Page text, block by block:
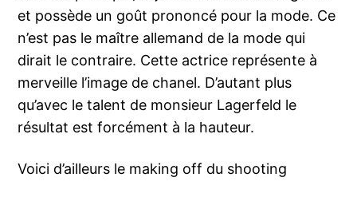
et possède un goût prononcé pour la mode. Ce
n’est pas le maître allemand de la mode qui
dirait le contraire. Cette actrice représente à
merveille l’image de chanel. D’autant plus
qu’avec le talent de monsieur Lagerfeld le
résultat est forcément à la hauteur.
Voici d’ailleurs le making off du shooting